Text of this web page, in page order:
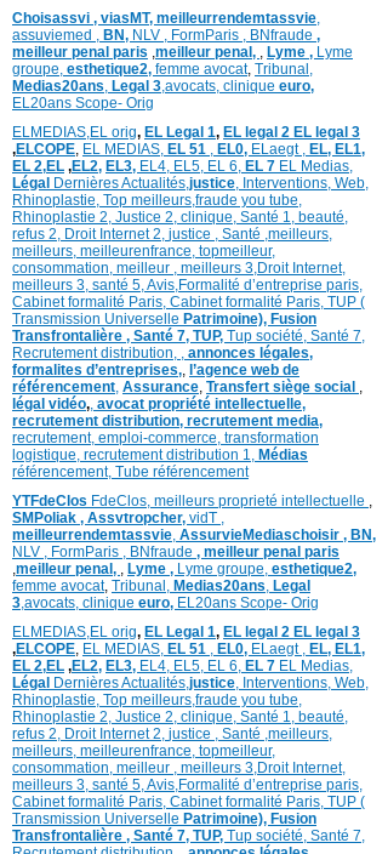
Choisassvi , viasMT, meilleurrendemtassvie,
assuviemed , BN, NLV , FormParis , BNfraude ,
meilleur penal paris ,meilleur penal, , Lyme , Lyme
groupe, esthetique2, femme avocat, Tribunal,
Medias20ans, Legal 3,avocats, clinique euro,
EL20ans Scope- Orig
ELMEDIAS,EL orig, EL Legal 1, EL legal 2 EL legal 3
,ELCOPE, EL MEDIAS, EL 51 , EL0, ELaegt , EL, EL1,
EL 2,EL ,EL2, EL3, EL4, EL5, EL 6, EL 7 EL Medias,
Légal DernièresActualités,justice, Interventions, Web,
Rhinoplastie, Top meilleurs,fraude you tube,
Rhinoplastie 2, Justice 2, clinique, Santé 1, beauté,
refus 2, Droit Internet 2, justice , Santé ,meilleurs,
meilleurs, meilleurenfrance, topmeilleur,
consommation, meilleur , meilleurs 3,Droit Internet,
meilleurs 3, santé 5,Avis,Formalité d’entreprise paris,
Cabinet formalité Paris, Cabinet formalité Paris, TUP (
Transmission Universelle Patrimoine), Fusion
Transfrontalière , Santé 7, TUP, Tup société, Santé 7,
Recrutement distribution, , annonces légales,
formalites d’entreprises,, l’agence web de
référencement, Assurance, Transfert siège social ,
légal vidéo,, avocat propriété intellectuelle,
recrutement distribution, recrutement media,
recrutement, emploi-commerce, transformation
logistique, recrutement distribution 1, Médias
référencement, Tube référencement
YTFdeClos FdeClos, meilleurs proprieté intellectuelle ,
SMPoliak , Assvtropcher, vidT ,
meilleurrendemtassvie, AssurvieMediaschoisir , BN,
NLV , FormParis , BNfraude , meilleur penal paris
,meilleur penal, , Lyme , Lyme groupe, esthetique2,
femme avocat, Tribunal, Medias20ans, Legal
3,avocats, clinique euro, EL20ans Scope- Orig
ELMEDIAS,EL orig, EL Legal 1, EL legal 2 EL legal 3
,ELCOPE, EL MEDIAS, EL 51 , EL0, ELaegt , EL, EL1,
EL 2,EL ,EL2, EL3, EL4, EL5, EL 6, EL 7 EL Medias,
Légal DernièresActualités,justice, Interventions, Web,
Rhinoplastie, Top meilleurs,fraude you tube,
Rhinoplastie 2, Justice 2, clinique, Santé 1, beauté,
refus 2, Droit Internet 2, justice , Santé ,meilleurs,
meilleurs, meilleurenfrance, topmeilleur,
consommation, meilleur , meilleurs 3,Droit Internet,
meilleurs 3, santé 5,Avis,Formalité d’entreprise paris,
Cabinet formalité Paris, Cabinet formalité Paris, TUP (
Transmission Universelle Patrimoine), Fusion
Transfrontalière , Santé 7, TUP, Tup société, Santé 7,